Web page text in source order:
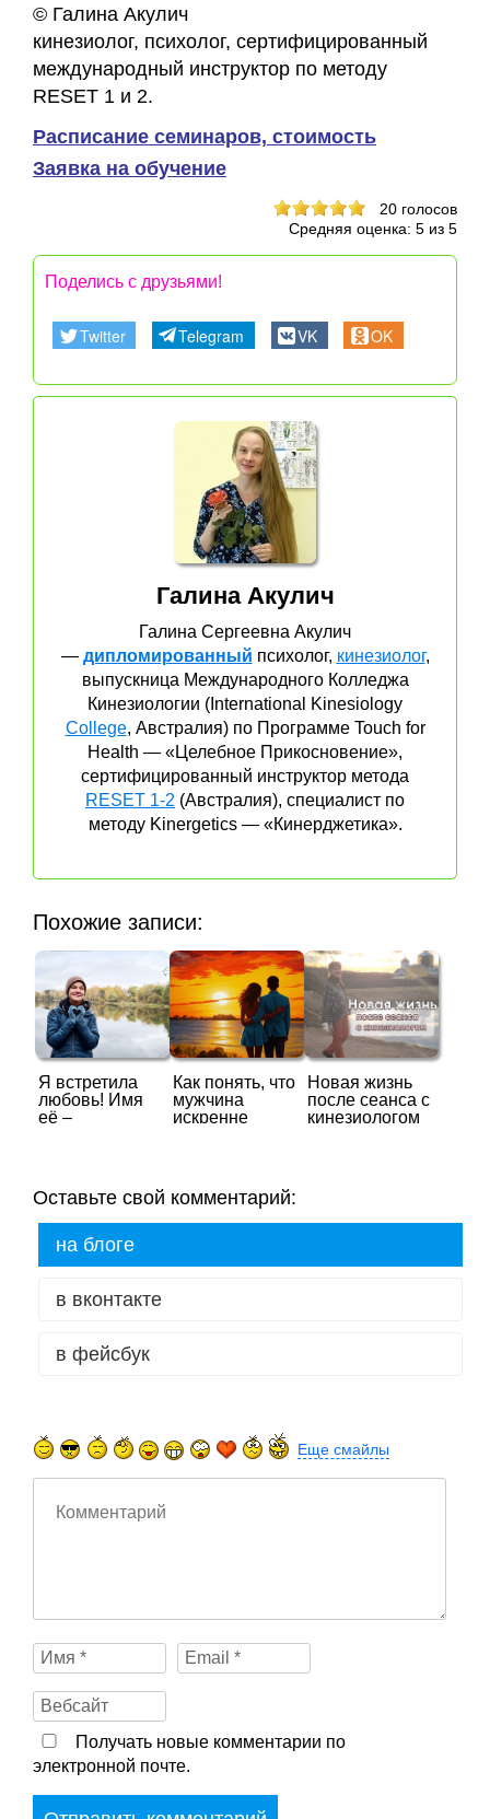
© Галина Акулич
кинезиолог, психолог, сертифицированный
международный инструктор по методу
RESET 1 и 2.
Расписание семинаров, стоимость
Заявка на обучение
20 голосов
Средняя оценка: 5 из 5
Поделись с друзьями!
Twitter Telegram VK OK
Галина Акулич
Галина Сергеевна Акулич
— дипломированный психолог, кинезиолог,
выпускница Международного Колледжа
Кинезиологии (International Kinesiology
College, Австралия) по Программе Touch for
Health — «Целебное Прикосновение»,
сертифицированный инструктор метода
RESET 1-2 (Австралия), специалист по
методу Kinergetics — «Кинерджетика».
Похожие записи:
Я встретила
любовь! Имя
её –
Как понять, что
мужчина
искренне
Новая жизнь
после сеанса с
кинезиологом
Оставьте свой комментарий:
на блоге
в вконтакте
в фейсбук
Еще смайлы
Получать новые комментарии по
электронной почте.